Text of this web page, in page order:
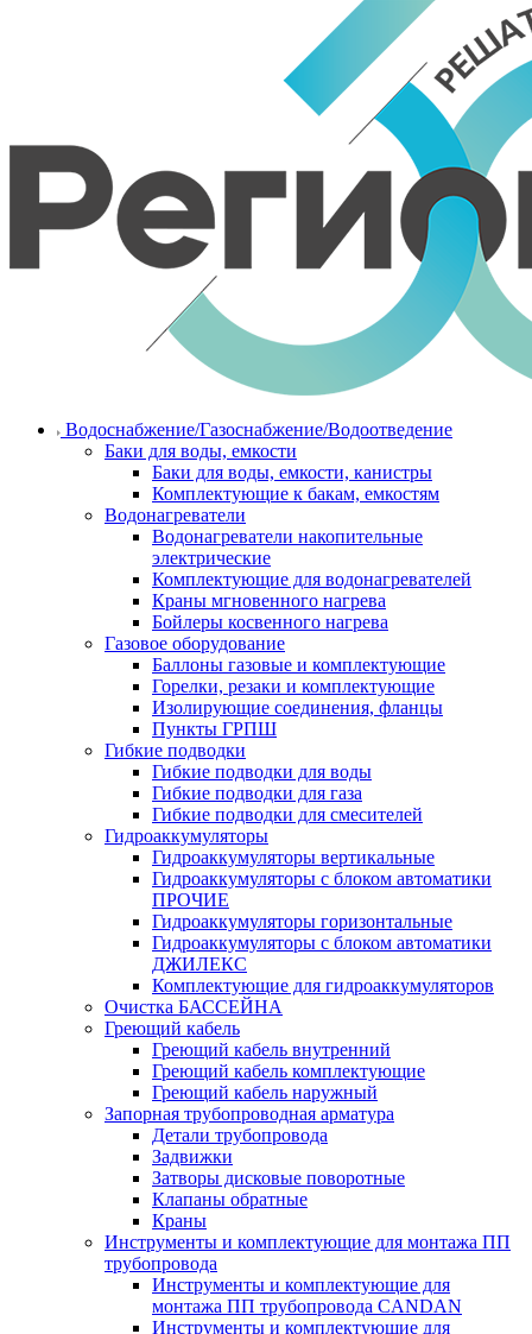
Водоснабжение/Газоснабжение/Водоотведение
Баки для воды, емкости
Баки для воды, емкости, канистры
Комплектующие к бакам, емкостям
Водонагреватели
Водонагреватели накопительные
электрические
Комплектующие для водонагревателей
Краны мгновенного нагрева
Бойлеры косвенного нагрева
Газовое оборудование
Баллоны газовые и комплектующие
Горелки, резаки и комплектующие
Изолирующие соединения, фланцы
Пункты ГРПШ
Гибкие подводки
Гибкие подводки для воды
Гибкие подводки для газа
Гибкие подводки для смесителей
Гидроаккумуляторы
Гидроаккумуляторы вертикальные
Гидроаккумуляторы с блоком автоматики
ПРОЧИЕ
Гидроаккумуляторы горизонтальные
Гидроаккумуляторы с блоком автоматики
ДЖИЛЕКС
Комплектующие для гидроаккумуляторов
Очистка БАССЕЙНА
Греющий кабель
Греющий кабель внутренний
Греющий кабель комплектующие
Греющий кабель наружный
Запорная трубопроводная арматура
Детали трубопровода
Задвижки
Затворы дисковые поворотные
Клапаны обратные
Краны
Инструменты и комплектующие для монтажа ПП
трубопровода
Инструменты и комплектующие для
монтажа ПП трубопровода CANDAN
Инструменты и комплектующие для